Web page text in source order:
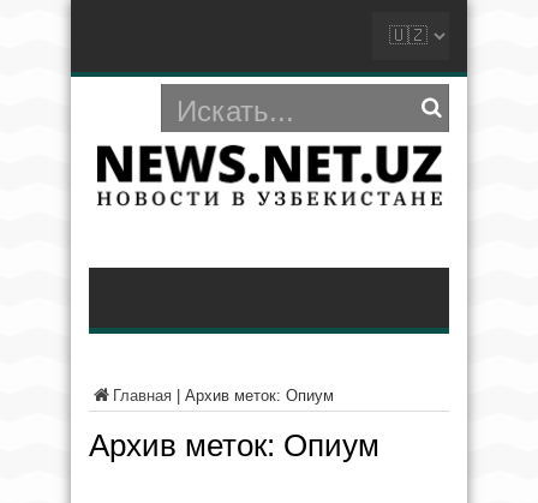
Главная Архив меток: Опиум
Архив меток: Опиум